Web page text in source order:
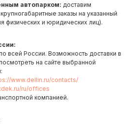
автопарком: доставим
заказы на указанный
физических и юридических лиц).
всей России. Возможность доставки в
на сайте выбранной
www.dellin.ru/contacts/
ru/offices
компанией.